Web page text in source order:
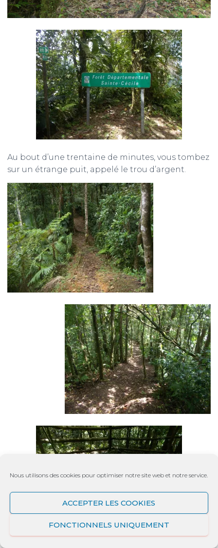
Nous utilisons des cookies pour optimiser notre site web et notre service.
ACCEPTER LES COOKIES
FONCTIONNELS UNIQUEMENT
Au bout d’une trentaine de minutes, vous tombez
sur un étrange puit, appelé le trou d’argent.